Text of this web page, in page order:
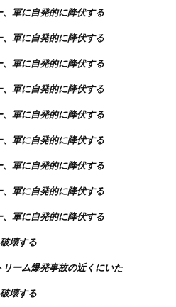
軍に自発的に降伏する
軍に自発的に降伏する
軍に自発的に降伏する
軍に自発的に降伏する
軍に自発的に降伏する
軍に自発的に降伏する
軍に自発的に降伏する
軍に自発的に降伏する
軍に自発的に降伏する
壊する
ーム爆発事故の近くにいた
壊する